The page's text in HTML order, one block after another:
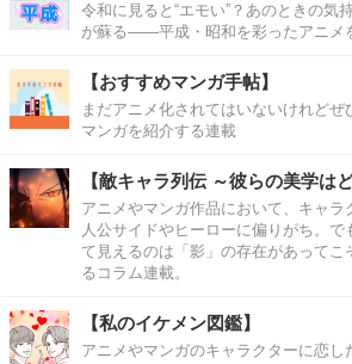
令和に見ると“エモい”？あのときの気
が蘇る――平成・昭和を彩ったアニメ
【おすすめマンガ手帖】
まだアニメ化されてはいないけれどぜ
マンガを紹介する連載
【敵キャラ列伝 ～彼らの美学は
アニメやマンガ作品において、キャラ
人公サイドやヒーローに偏りがち。
て見えるのは「影」の存在があってこ
るコラム連載。
【私のイケメン図鑑】
アニメやマンガのキャラクターに恋し